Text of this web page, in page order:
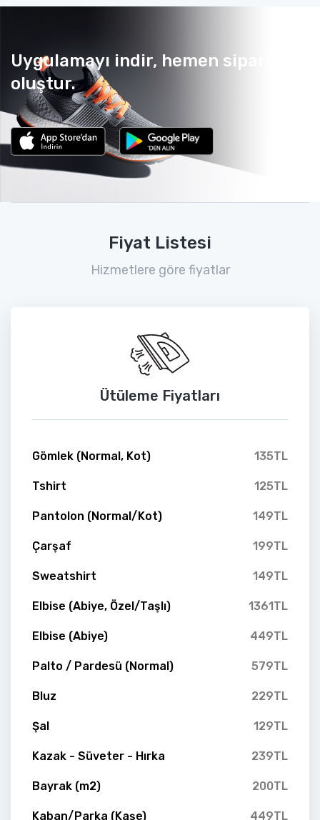
Uygulamayı indir, hemen sipariş
oluştur.
Fiyat Listesi
Hizmetlere göre fiyatlar
Ütüleme Fiyatları
Gömlek (Normal, Kot) 135TL
Tshirt 125TL
Pantolon (Normal/Kot) 149TL
Çarşaf 199TL
Sweatshirt 149TL
Elbise (Abiye, Özel/Taşlı) 1361TL
Elbise (Abiye) 449TL
Palto / Pardesü (Normal) 579TL
Bluz 229TL
Şal 129TL
Kazak - Süveter - Hırka 239TL
Bayrak (m2) 200TL
Kaban/Parka (Kaşe) 449TL